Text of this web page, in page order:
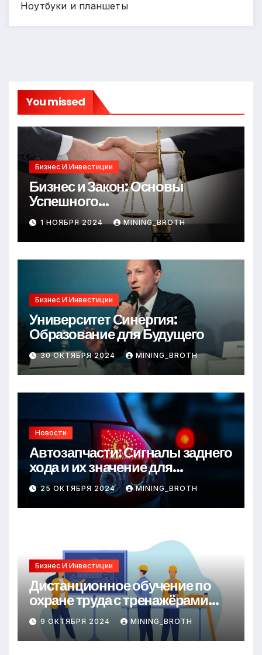
Ноутбуки и планшеты
You missed
Бизнес И Инвестиции
Бизнес и Закон: Основы
Успешного
Предпринимательства
1 НОЯБРЯ 2024 MINING_BROTH
Бизнес И Инвестиции
Университет Синергия:
Образование для Будущего
30 ОКТЯБРЯ 2024 MINING_BROTH
Новости
Автозапчасти: Сигналы заднего
хода и их значение для
безопасности на дороге
25 ОКТЯБРЯ 2024 MINING_BROTH
Бизнес И Инвестиции
Дистанционное обучение по
охране труда с тренажёрами
онлайн
9 ОКТЯБРЯ 2024 MINING_BROTH